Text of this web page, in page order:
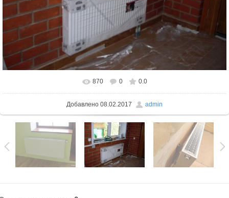
В реальном размере 640x480
870 0 0.0
Добавлено 08.02.2017 admin